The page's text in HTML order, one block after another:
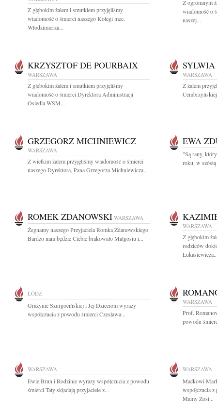
Z głębokim żalem i smutkiem przyjęliśmy
wiadomość o śmierci naszego Kolegi mec.
Włodzimierza...
Z ogromnym
wiadomość o
naszej...
KRZYSZTOF DE POURBAIX
WARSZAWA
Z głębokim żalem i smutkiem przyjęliśmy
wiadomość o śmierci Dyrektora Administracji
Osiedla WSM...
WARSZAWA
Z żalem
GRZEGORZ MICHNIEWICZ
WARSZAWA
Z wielkim żalem przyjęliśmy wiadomość o śmierci
naszego Dyrektora, Pana Grzegorza Michniewicza...
EWA
"Są rany,
roku, w
ROMEK ZDANOWSKI WARSZAWA
Żegnamy naszego Przyjaciela Romka Zdanowskiego
Bardzo nam będzie Ciebie brakowało Małgosiu i...
WARSZAWA
Z głębokim
rodziców
ŁÓDŹ
Grażynie Szurgocińskiej i Jej Dzieciom wyrazy
współczucia z powodu śmierci Czesława...
WARSZAWA
Prof.
powodu
WARSZAWA
Ewie Brun i Rodzinie wyrazy współczucia z powodu
śmierci Taty składają przyjaciele z...
WARSZAWA
Maćkowi
współczucia
Mamy Zosi...